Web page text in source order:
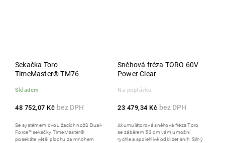
Sekačka Toro
TimeMaster® TM76
Skladem
48 752,07 Kč
Se systémem dvou žacích nožů Dual-
Force™ sekačky TimeMaster®
posekáte větší plochu za mnohem
Sněhová fréza TORO 60V
Power Clear
Na poptávku
23 479,34 Kč
Akumulátorová sněhová fréza Toro
se záběrem 53 cm vám umožní
rychle a spolehlivě odklízet sníh. Silný